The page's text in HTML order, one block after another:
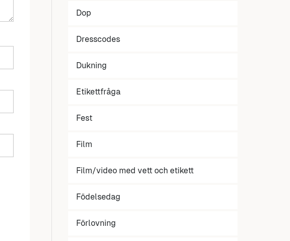
Dop
Dresscodes
Dukning
Etikettfråga
Fest
Film
Film/video med vett och etikett
Födelsedag
Förlovning